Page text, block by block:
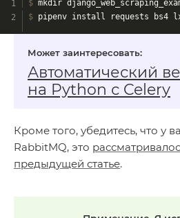
$ mkdir
$ pipenv install requests bs4
Автоматический
на Python с Celery
Кроме того, убедитесь, что у
RabbitMQ, это
предыдущей статье.